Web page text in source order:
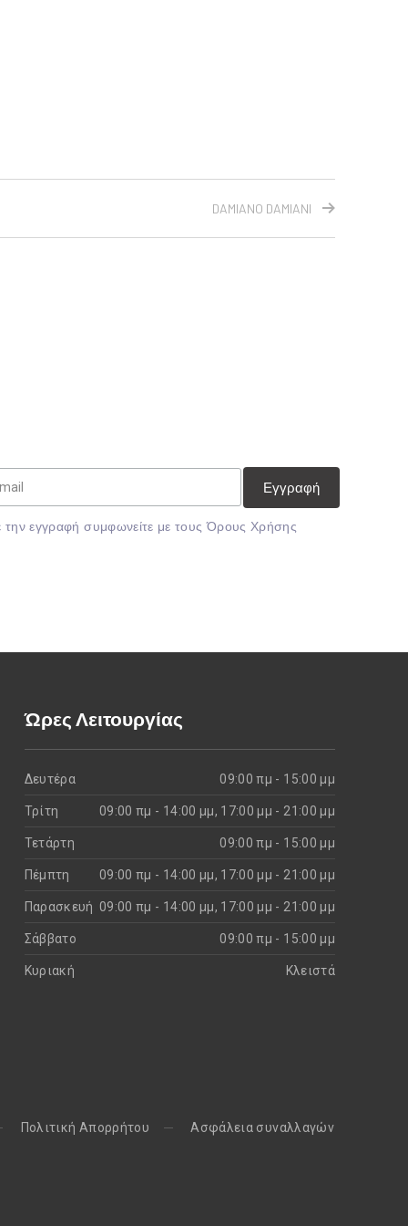
DAMIANO DAMIANI
την εγγραφή συμφωνείτε με τουςΌρους Χρήσης
Ώρες Λειτουργίας
Δευτέρα 09:00 πμ - 15:00 μμ
Τρίτη 09:00 πμ - 14:00 μμ, 17:00 μμ - 21:00 μμ
Τετάρτη 09:00 πμ - 15:00 μμ
Πέμπτη 09:00 πμ - 14:00 μμ, 17:00 μμ - 21:00 μμ
Παρασκευή 09:00 πμ - 14:00 μμ, 17:00 μμ - 21:00 μμ
Σάββατο 09:00 πμ - 15:00 μμ
Κυριακή Kλειστά
Πολιτική Απορρήτου Aσφάλεια συναλλαγών